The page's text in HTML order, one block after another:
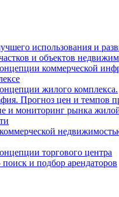
использования и
и объектов
коммерческой
жилого комплекса.
Прогноз цен и темпов
и мониторинг рынка
торгового центра
и подбор арендаторов